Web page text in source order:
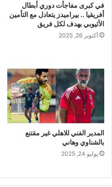
في كبرى مفاجأت دوري أبطال
أفريقيا .. بيراميدز يتعادل مع التأمين
الأثيوبي بهدف لكل فريق
أكتوبر 26, 2025
المدير الفني للاهلي غير مقتنع
بالشناوي وهاني
يوليو 24, 2025